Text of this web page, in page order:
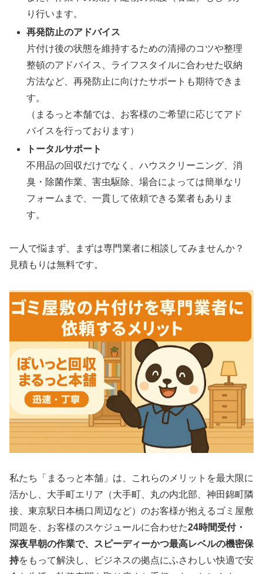
り行います。
再発防止のアドバイス
片付け後の状態を維持するための清掃のコツや整理
整頓のアドバイス、ライフスタイルに合わせた収納
方法など、再発防止に向けたサポートも期待できま
す。
（まるっと本舗では、お客様のご希望に応じてアド
バイスを行っております）
トータルサポート
不用品の回収だけでなく、ハウスクリーニング、消
臭・除菌作業、害虫駆除、場合によっては簡単なリ
フォームまで、一貫して依頼できる業者もありま
す。
一人で悩まず、まずは専門業者に相談してみませんか？
見積もりは無料です。
私たち「まるっと本舗」は、これらのメリットを最大限に
活かし、大手町エリア（大手町、丸の内北部、神田錦町隣
接、東京駅日本橋口周辺など）のお客様が抱えるゴミ屋敷
問題を、お客様のスケジュールに合わせた24時間受付・
深夜早朝の作業で、スピーディーかつ最高レベルの機密保
持をもって解決し、ビジネスの拠点にふさわしい快適で安